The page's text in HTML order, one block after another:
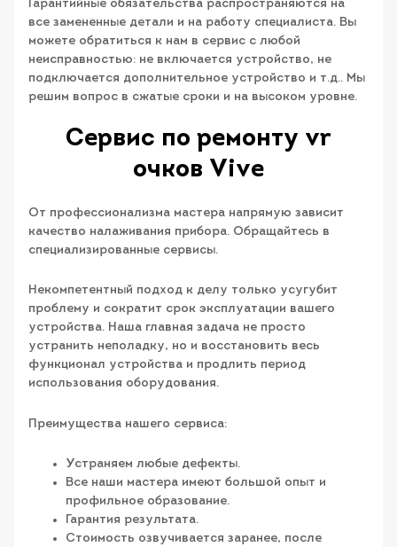
Гарантийные обязательства распространяются на
все замененные детали и на работу специалиста. Вы
можете обратиться к нам в сервис с любой
неисправностью: не включается устройство, не
подключается дополнительное устройство и т.д.. Мы
решим вопрос в сжатые сроки и на высоком уровне.
Сервис по ремонту vr
очков Vive
От профессионализма мастера напрямую зависит
качество налаживания прибора. Обращайтесь в
специализированные сервисы.
Некомпетентный подход к делу только усугубит
проблему и сократит срок эксплуатации вашего
устройства. Наша главная задача не просто
устранить неполадку, но и восстановить весь
функционал устройства и продлить период
использования оборудования.
Преимущества нашего сервиса:
Устраняем любые дефекты.
Все наши мастера имеют большой опыт и
профильное образование.
Гарантия результата.
Стоимость озвучивается заранее, после